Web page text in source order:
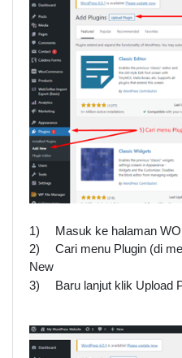
1)
Masuk ke halaman
2)
Cari menu Plugin (di
New
3)
Baru lanjut klik Upload